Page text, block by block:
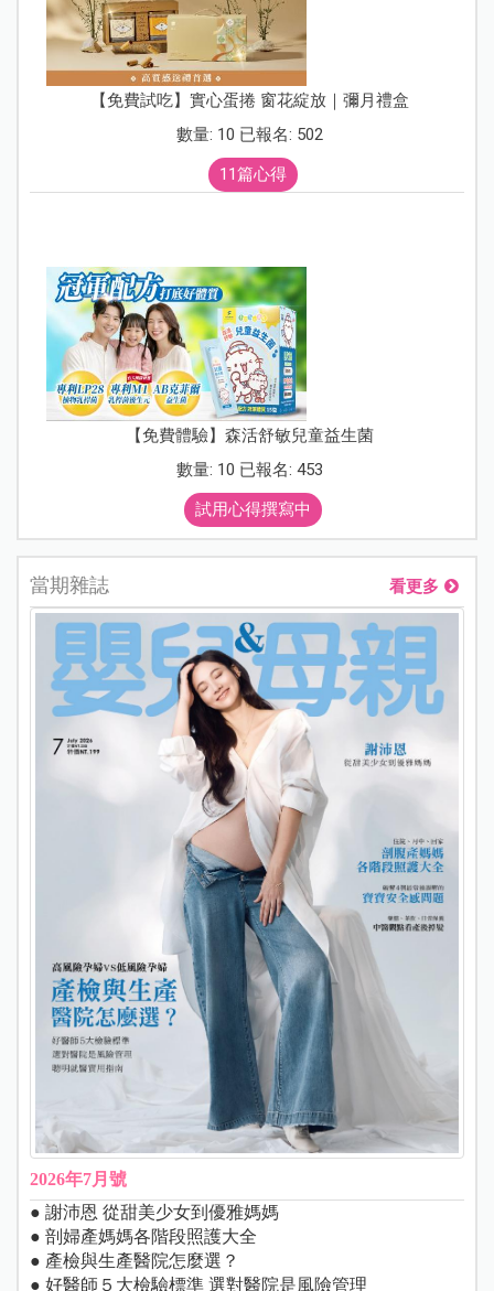
【免費試吃】實心蛋捲 窗花綻放｜彌月禮盒
數量: 10 已報名: 502
11篇心得
【免費體驗】森活舒敏兒童益生菌
數量: 10 已報名: 453
試用心得撰寫中
當期雜誌 看更多
2026年7月號
● 謝沛恩 從甜美少女到優雅媽媽
● 剖婦產媽媽各階段照護大全
● 產檢與生產醫院怎麼選？
● 好醫師５大檢驗標準 選對醫院是風險管理